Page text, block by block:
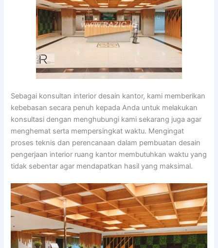
Sebagai konsultan interior desain kantor, kami memberikan
kebebasan secara penuh kepada Anda untuk melakukan
konsultasi dengan menghubungi kami sekarang juga agar
menghemat serta mempersingkat waktu. Mengingat
proses teknis dan perencanaan dalam pembuatan desain
pengerjaan interior ruang kantor membutuhkan waktu yang
tidak sebentar agar mendapatkan hasil yang maksimal.